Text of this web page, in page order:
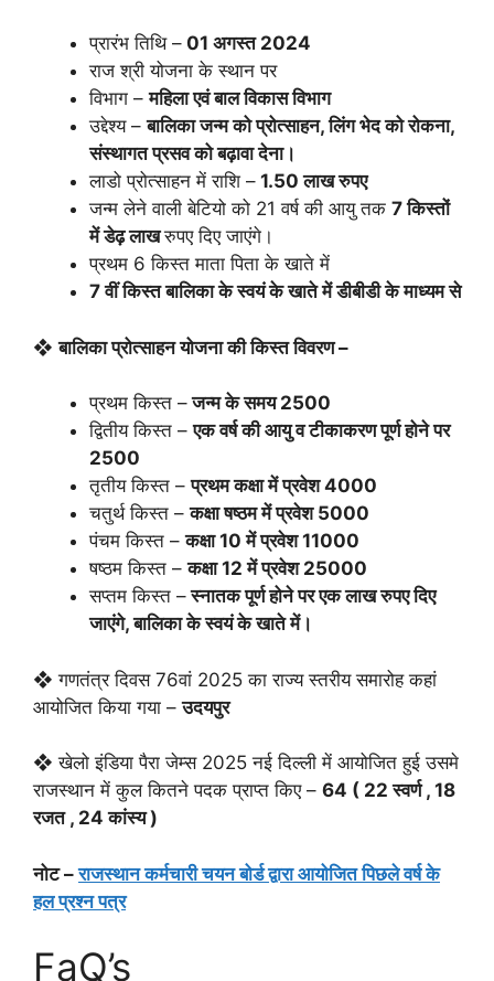
प्रारंभ तिथि – 01 अगस्त 2024
राज श्री योजना के स्थान पर
विभाग –महिला एवं बाल विकास विभाग
उद्देश्य –बालिका जन्म को प्रोत्साहन, लिंग भेद को रोकना,
संस्थागत प्रसव को बढ़ावा देना।
लाडो प्रोत्साहन में राशि – 1.50 लाख रुपए
जन्म लेने वाली बेटियो को 21 वर्ष की आयु तक 7 किस्तों
में डेढ़ लाखरुपए दिए जाएंगे।
प्रथम 6 किस्त माता पिता के खाते में
7 वीं किस्त बालिका के स्वयं के खाते में डीबीडी के माध्यम से
❖बालिका प्रोत्साहन योजना की किस्त विवरण –
प्रथम किस्त –जन्म के समय 2500
द्वितीय किस्त –एक वर्ष की आयु व टीकाकरण पूर्ण होने पर
2500
तृतीय किस्त –प्रथम कक्षा में प्रवेश 4000
चतुर्थ किस्त –कक्षा षष्ठम में प्रवेश 5000
पंचम किस्त –कक्षा 10 में प्रवेश 11000
षष्ठम किस्त –कक्षा 12 में प्रवेश 25000
सप्तम किस्त –स्नातक पूर्ण होने पर एक लाख रुपए दिए
जाएंगे, बालिका के स्वयं के खाते में।
❖ गणतंत्र दिवस 76वां 2025 का राज्य स्तरीय समारोह कहां
आयोजित किया गया –उदयपुर
❖ खेलो इंडिया पैरा जेम्स 2025 नई दिल्ली में आयोजित हुई उसमे
राजस्थान में कुल कितने पदक प्राप्त किए – 64 ( 22 स्वर्ण , 18
रजत , 24 कांस्य )
नोट –राजस्थान कर्मचारी चयन बोर्ड द्वारा आयोजित पिछले वर्ष के
हल प्रश्न पत्र
FaQ’s